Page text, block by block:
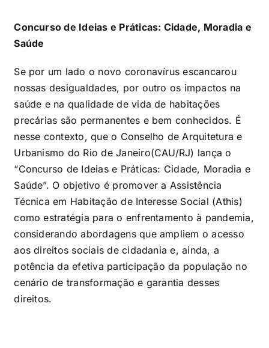
Concurso de Ideias e Práticas: Cidade, Moradia e
Saúde
Se por um lado o novo coronavírus escancarou
nossas desigualdades, por outro os impactos na
saúde e na qualidade de vida de habitações
precárias são permanentes e bem conhecidos. É
nesse contexto, que o Conselho de Arquitetura e
Urbanismo do Rio de Janeiro(CAU/RJ) lança o
“Concurso de Ideias e Práticas: Cidade, Moradia e
Saúde”. O objetivo é promover a Assistência
Técnica em Habitação de Interesse Social (Athis)
como estratégia para o enfrentamento à pandemia,
considerando abordagens que ampliem o acesso
aos direitos sociais de cidadania e, ainda, a
potência da efetiva participação da população no
cenário de transformação e garantia desses
direitos.